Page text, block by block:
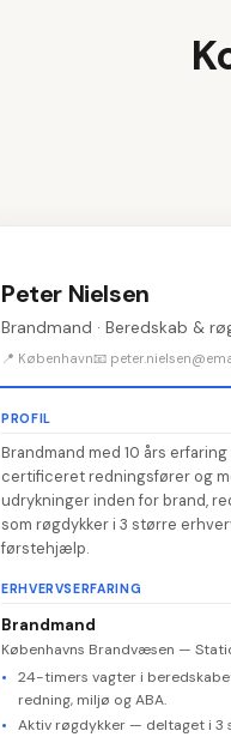
Peter Nielsen
Brandmand · Beredskab &
📍 København📧
PROFIL
Brandmand med 10 års
certificeret redningsfører og
udrykninger inden for brand,
som røgdykker i 3 større
førstehjælp.
ERHVERVSERFARING
Brandmand
Københavns Brandvæsen —
24-timers vagter i
redning, miljø og ABA.
Aktiv røgdykker — deltaget i 3